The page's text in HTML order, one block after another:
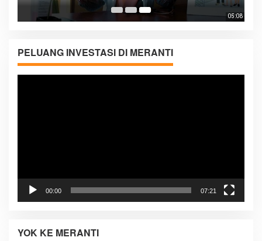
05:08
PELUANG INVESTASI DI MERANTI
Pemutar
00:00 07:21
YOK KE MERANTI